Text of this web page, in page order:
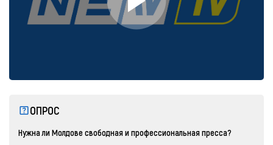
ОПРОС
Нужна ли Молдове свободная и профессиональная пресса?